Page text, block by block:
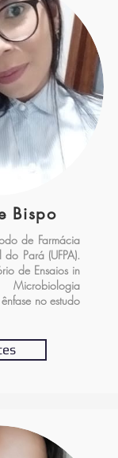
Bispo
de Farmácia
Pará (UFPA).
de Ensaios in
no estudo